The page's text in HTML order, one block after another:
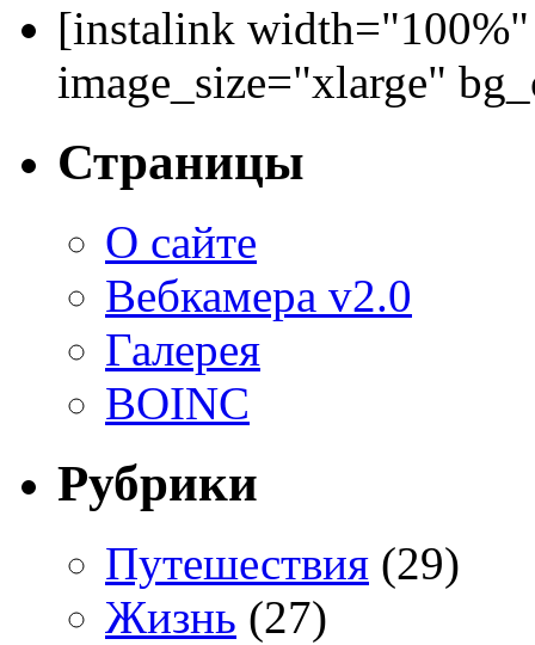
[instalink
image_size="xlarge"
Страницы
О сайте
Вебкамера v2.0
Галерея
BOINC
Рубрики
Путешествия (29)
Жизнь (27)